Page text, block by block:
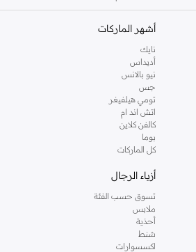
أشهر الماركات
نايك
أديداس
نيو بالانس
جس
تومي هيلفيغر
اتش اند ام
كالفن كلاين
بوما
كل الماركات
أزياء الرجال
تسوق حسب الفئة
ملابس
أحذية
شنط
اكسسوارات